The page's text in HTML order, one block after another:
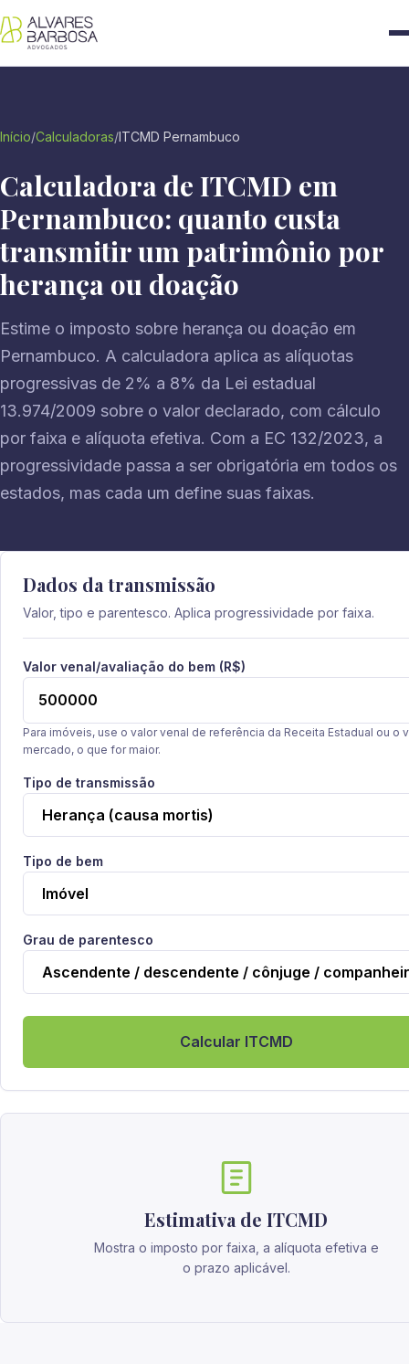
Início/Calculadoras/ITCMD Pernambuco
Calculadora de ITCMD em
Pernambuco: quanto custa
transmitir um patrimônio por
herança ou doação
Estime o imposto sobre herança ou doação em
Pernambuco. A calculadora aplica as alíquotas
progressivas de 2% a 8% da Lei estadual
13.974/2009 sobre o valor declarado, com cálculo
por faixa e alíquota efetiva. Com a EC 132/2023, a
progressividade passa a ser obrigatória em todos os
estados, mas cada um define suas faixas.
Dados da transmissão
Valor, tipo e parentesco. Aplica progressividade por faixa.
Valor venal/avaliação do bem (R$)
Para imóveis, use o valor venal de referência da Receita Estadual ou o
mercado, o que for maior.
Tipo de transmissão
Tipo de bem
Grau de parentesco
Calcular ITCMD
Estimativa de ITCMD
Mostra o imposto por faixa, a alíquota efetiva e
o prazo aplicável.